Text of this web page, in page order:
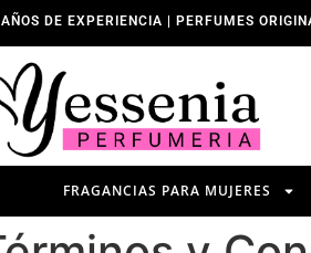
DE EXPERIENCIA | PERFUMES
FRAGANCIAS PARA MUJERES